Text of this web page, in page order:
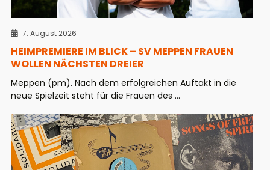
7. August 2026
HEIMPREMIERE IM BLICK – SV MEPPEN FRAUEN
WOLLEN NÄCHSTEN DREIER
Meppen (pm). Nach dem erfolgreichen Auftakt in die
neue Spielzeit steht für die Frauen des ...